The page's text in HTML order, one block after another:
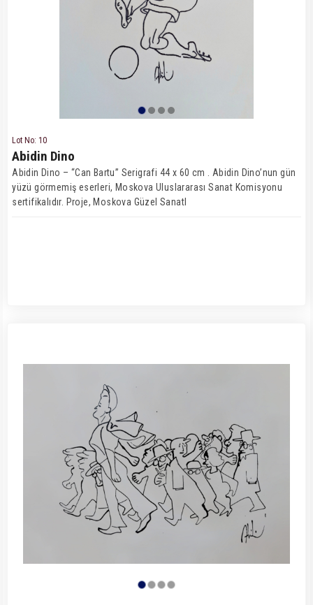
Lot No: 10
Abidin Dino
Abidin Dino – “Can Bartu” Serigrafi 44 x 60 cm . Abidin Dino’nun gün
yüzü görmemiş eserleri, Moskova Uluslararası Sanat Komisyonu
sertifikalıdır. Proje, Moskova Güzel Sanatl